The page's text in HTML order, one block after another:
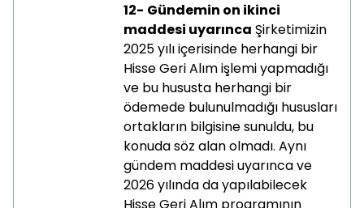
12- Gündemin on ikinci
maddesi uyarınca Şirketimizin
2025 yılı içerisinde herhangi bir
Hisse Geri Alım işlemi yapmadığı
ve bu hususta herhangi bir
ödemede bulunulmadığı hususları
ortakların bilgisine sunuldu, bu
konuda söz alan olmadı. Aynı
gündem maddesi uyarınca ve
2026 yılında da yapılabilecek